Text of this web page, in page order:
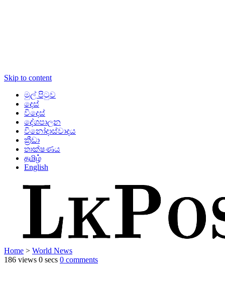
Skip to content
මුල් පිටුව
දෙස්
විදෙස්
දේශපාලන
විනෝදාස්වාදය
ක්‍රීඩා
තාක්ෂණය
தமிழ்
English
Home > World News
186 views 0 secs 0 comments